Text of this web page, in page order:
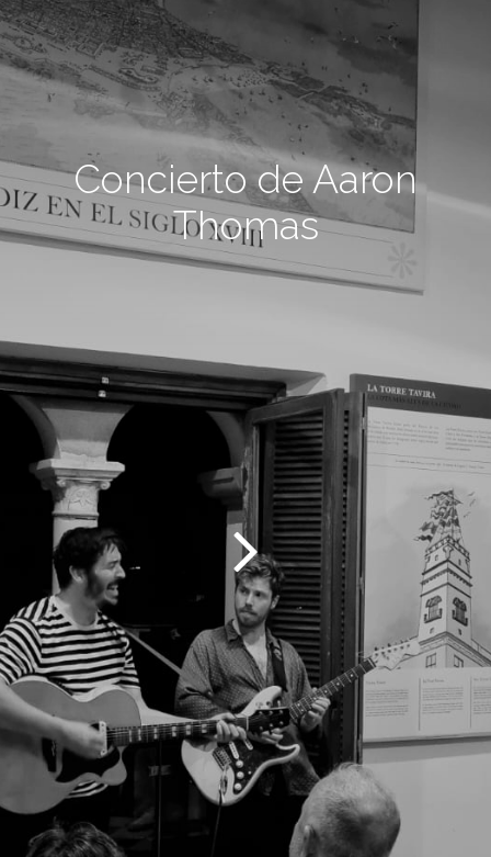
Concierto de Aaron
Thomas